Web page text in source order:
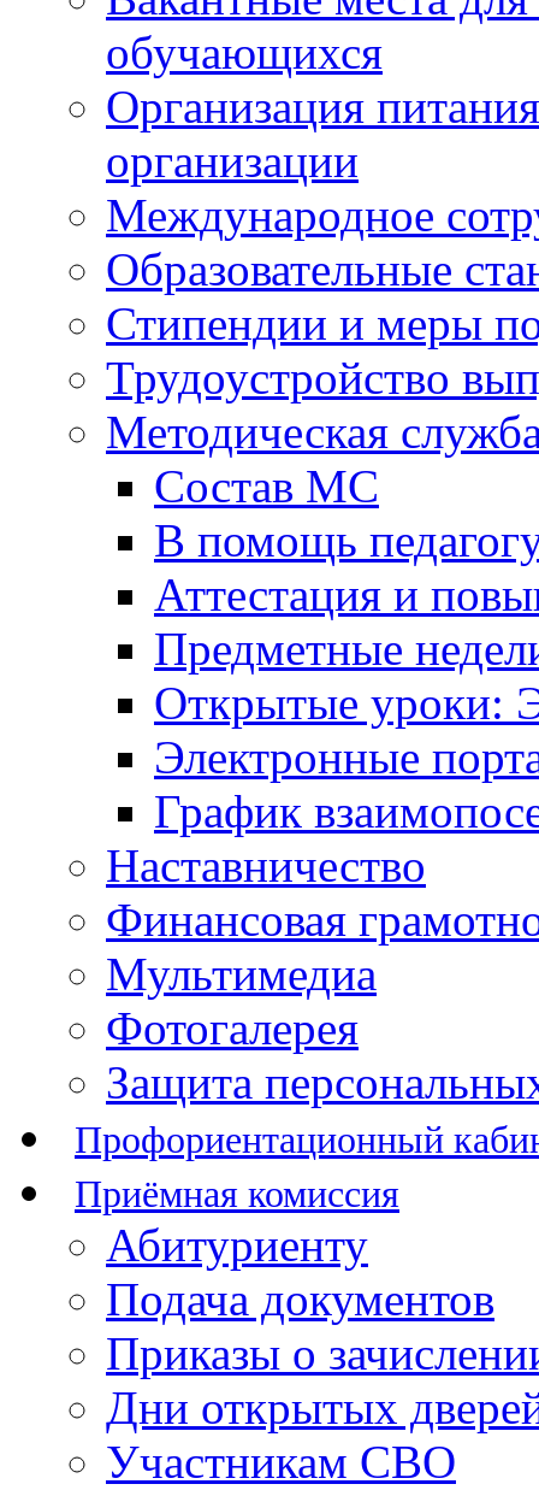
обучающихся
Организация
организации
Международное
Образовательные
Стипендии и меры
Трудоустройство
Методическая
Состав МС
В помощь
Аттестация и
Предметные
Открытые уроки:
Электронные
График
Наставничество
Финансовая
Мультимедиа
Фотогалерея
Защита
Профориентационный
Приёмная комиссия
Абитуриенту
Подача документов
Приказы о
Дни открытых
Участникам СВО